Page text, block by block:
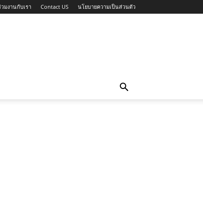
มงานกับเรา Contact US นโยบายความเป็นส่วนตัว